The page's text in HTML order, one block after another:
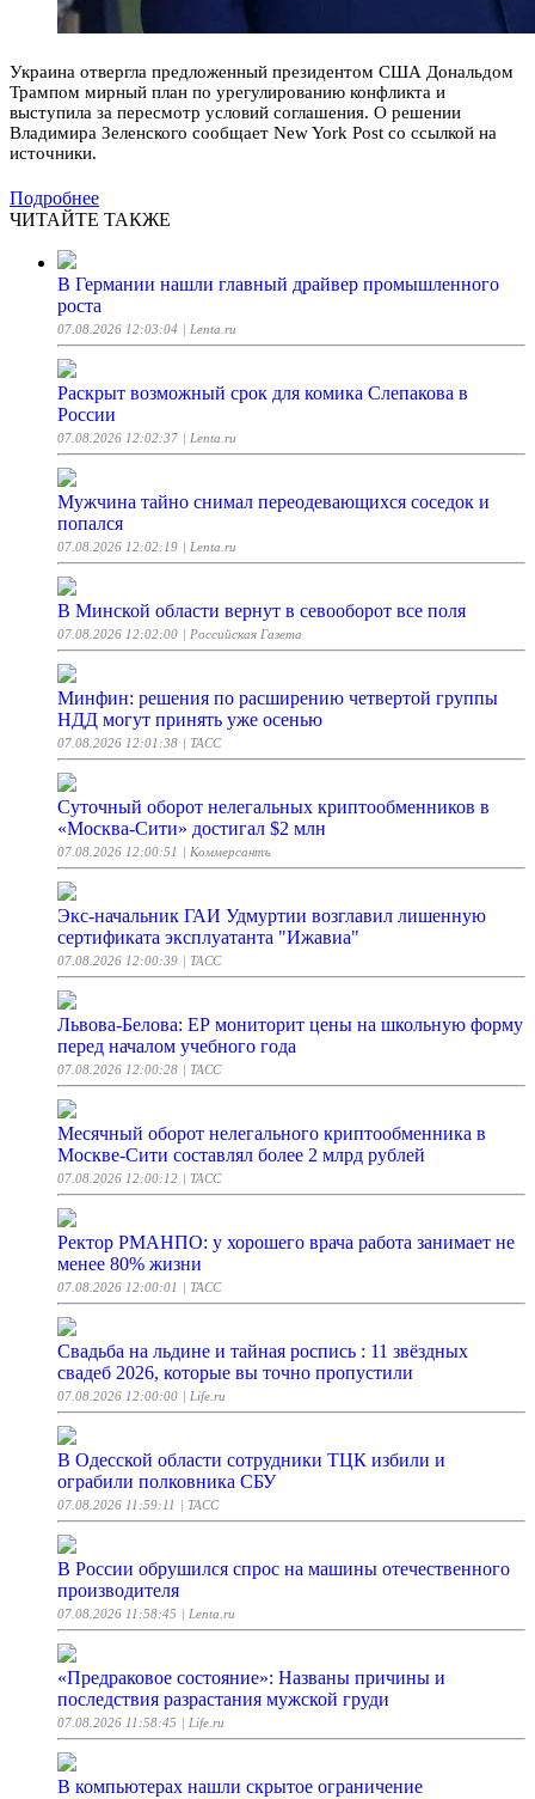
Украина отвергла предложенный президентом США Дональдом
Трампом мирный план по урегулированию конфликта и
выступила за пересмотр условий соглашения. О решении
Владимира Зеленского сообщает New York Post со ссылкой на
источники.
Подробнее
ЧИТАЙТЕ ТАКЖЕ
В Германии нашли главный драйвер промышленного
роста
07.08.2026 12:03:04 | Lenta.ru
Раскрыт возможный срок для комика Слепакова в
России
07.08.2026 12:02:37 | Lenta.ru
Мужчина тайно снимал переодевающихся соседок и
попался
07.08.2026 12:02:19 | Lenta.ru
В Минской области вернут в севооборот все поля
07.08.2026 12:02:00 | Российская Газета
Минфин: решения по расширению четвертой группы
НДД могут принять уже осенью
07.08.2026 12:01:38 | ТАСС
Суточный оборот нелегальных криптообменников в
«Москва-Сити» достигал $2 млн
07.08.2026 12:00:51 | Коммерсантъ
Экс-начальник ГАИ Удмуртии возглавил лишенную
сертификата эксплуатанта "Ижавиа"
07.08.2026 12:00:39 | ТАСС
Львова-Белова: ЕР мониторит цены на школьную форму
перед началом учебного года
07.08.2026 12:00:28 | ТАСС
Месячный оборот нелегального криптообменника в
Москве-Сити составлял более 2 млрд рублей
07.08.2026 12:00:12 | ТАСС
Ректор РМАНПО: у хорошего врача работа занимает не
менее 80% жизни
07.08.2026 12:00:01 | ТАСС
Свадьба на льдине и тайная роспись : 11 звёздных
свадеб 2026, которые вы точно пропустили
07.08.2026 12:00:00 | Life.ru
В Одесской области сотрудники ТЦК избили и
ограбили полковника СБУ
07.08.2026 11:59:11 | ТАСС
В России обрушился спрос на машины отечественного
производителя
07.08.2026 11:58:45 | Lenta.ru
«Предраковое состояние»: Названы причины и
последствия разрастания мужской груди
07.08.2026 11:58:45 | Life.ru
В компьютерах нашли скрытое ограничение